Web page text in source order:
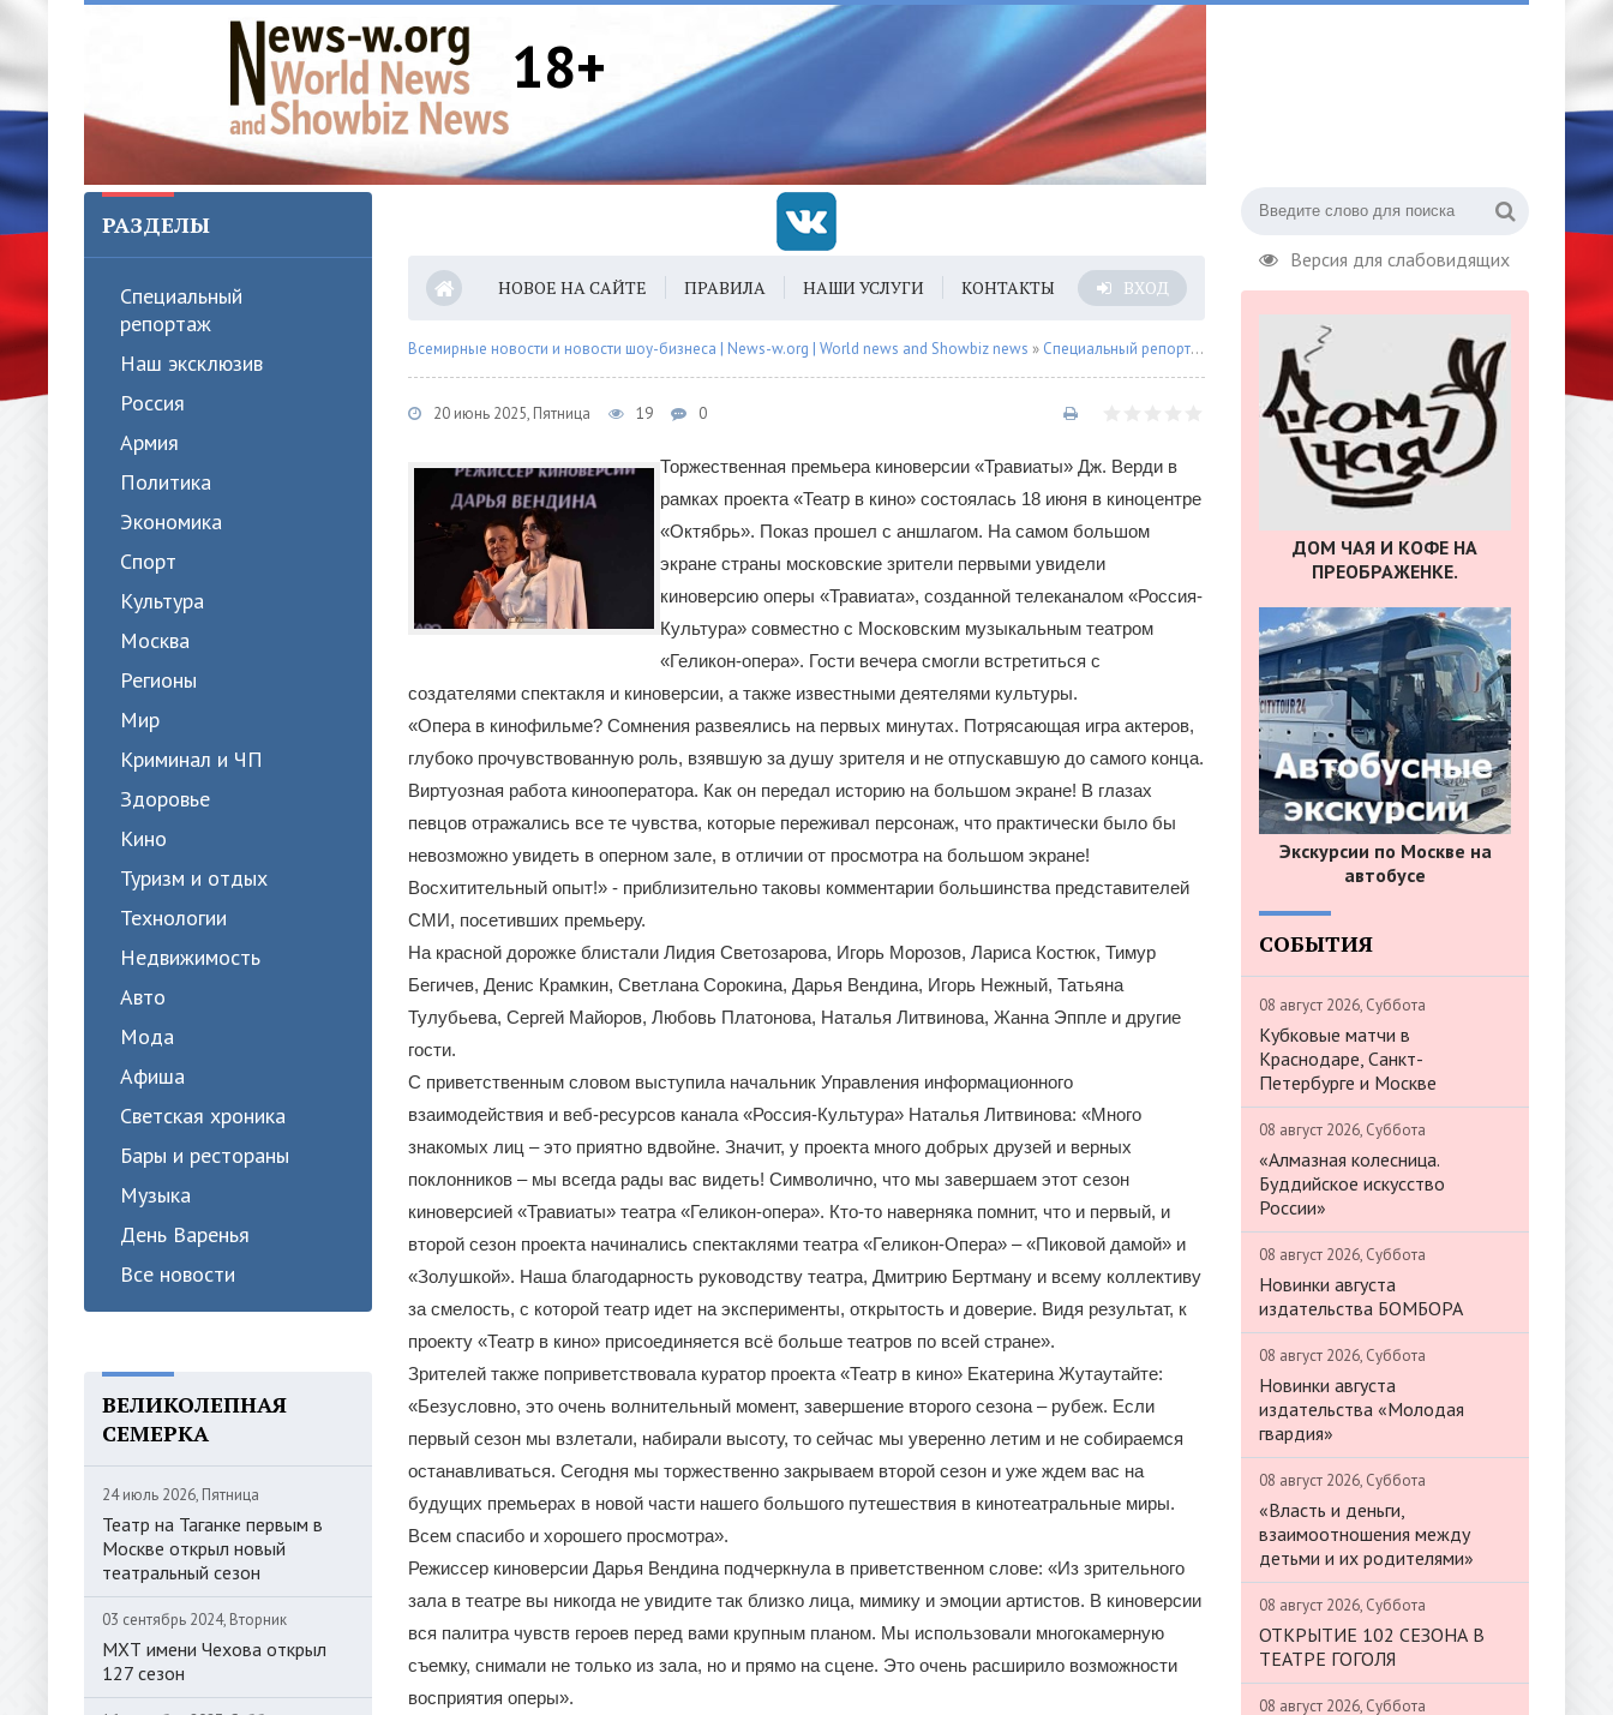
18+
Версия для слабовидящих
РАЗДЕЛЫ
Специальный
репортаж
Наш эксклюзив
Россия
Армия
Политика
Экономика
Спорт
Культура
Москва
Регионы
Мир
Криминал и ЧП
Здоровье
Кино
Туризм и отдых
Технологии
Недвижимость
Авто
Мода
Афиша
Светская хроника
Бары и рестораны
Музыка
День Варенья
Все новости
ВЕЛИКОЛЕПНАЯ
СЕМЕРКА
24 июль 2026, Пятница
Театр на Таганке первым в
Москве открыл новый
театральный сезон
03 сентябрь 2024, Вторник
МХТ имени Чехова открыл
127 сезон
НОВОЕ НА САЙТЕ ПРАВИЛА НАШИ УСЛУГИ КОНТАКТЫ ВХОД
Всемирные новости и новости шоу-бизнеса | News-w.org | World news and Showbiz news » Специальный репортаж » Премьера киноверсии оперы «Травиата»
20 июнь 2025, Пятница 19 0
Торжественная премьера киноверсии «Травиаты» Дж. Верди в
рамках проекта «Театр в кино» состоялась 18 июня в киноцентре
«Октябрь». Показ прошел с аншлагом. На самом большом
экране страны московские зрители первыми увидели
киноверсию оперы «Травиата», созданной телеканалом «Россия-
Культура» совместно с Московским музыкальным театром
«Геликон-опера». Гости вечера смогли встретиться с
создателями спектакля и киноверсии, а также известными деятелями культуры.
«Опера в кинофильме? Сомнения развеялись на первых минутах. Потрясающая игра актеров,
глубоко прочувствованную роль, взявшую за душу зрителя и не отпускавшую до самого конца.
Виртуозная работа кинооператора. Как он передал историю на большом экране! В глазах
певцов отражались все те чувства, которые переживал персонаж, что практически было бы
невозможно увидеть в оперном зале, в отличии от просмотра на большом экране!
Восхитительный опыт!» - приблизительно таковы комментарии большинства представителей
СМИ, посетивших премьеру.
На красной дорожке блистали Лидия Светозарова, Игорь Морозов, Лариса Костюк, Тимур
Бегичев, Денис Крамкин, Светлана Сорокина, Дарья Вендина, Игорь Нежный, Татьяна
Тулубьева, Сергей Майоров, Любовь Платонова, Наталья Литвинова, Жанна Эппле и другие
гости.
С приветственным словом выступила начальник Управления информационного
взаимодействия и веб-ресурсов канала «Россия-Культура» Наталья Литвинова: «Много
знакомых лиц – это приятно вдвойне. Значит, у проекта много добрых друзей и верных
поклонников – мы всегда рады вас видеть! Символично, что мы завершаем этот сезон
киноверсией «Травиаты» театра «Геликон-опера». Кто-то наверняка помнит, что и первый, и
второй сезон проекта начинались спектаклями театра «Геликон-Опера» – «Пиковой дамой» и
«Золушкой». Наша благодарность руководству театра, Дмитрию Бертману и всему коллективу
за смелость, с которой театр идет на эксперименты, открытость и доверие. Видя результат, к
проекту «Театр в кино» присоединяется всё больше театров по всей стране».
Зрителей также поприветствовала куратор проекта «Театр в кино» Екатерина Жутаутайте:
«Безусловно, это очень волнительный момент, завершение второго сезона – рубеж. Если
первый сезон мы взлетали, набирали высоту, то сейчас мы уверенно летим и не собираемся
останавливаться. Сегодня мы торжественно закрываем второй сезон и уже ждем вас на
будущих премьерах в новой части нашего большого путешествия в кинотеатральные миры.
Всем спасибо и хорошего просмотра».
Режиссер киноверсии Дарья Вендина подчеркнула в приветственном слове: «Из зрительного
зала в театре вы никогда не увидите так близко лица, мимику и эмоции артистов. В киноверсии
вся палитра чувств героев перед вами крупным планом. Мы использовали многокамерную
съемку, снимали не только из зала, но и прямо на сцене. Это очень расширило возможности
восприятия оперы».
ДОМ ЧАЯ И КОФЕ НА
ПРЕОБРАЖЕНКЕ.
Экскурсии по Москве на
автобусе
СОБЫТИЯ
08 август 2026, Суббота
Кубковые матчи в
Краснодаре, Санкт-
Петербурге и Москве
08 август 2026, Суббота
«Алмазная колесница.
Буддийское искусство
России»
08 август 2026, Суббота
Новинки августа
издательства БОМБОРА
08 август 2026, Суббота
Новинки августа
издательства «Молодая
гвардия»
08 август 2026, Суббота
«Власть и деньги,
взаимоотношения между
детьми и их родителями»
08 август 2026, Суббота
ОТКРЫТИЕ 102 СЕЗОНА В
ТЕАТРЕ ГОГОЛЯ
08 август 2026, Суббота